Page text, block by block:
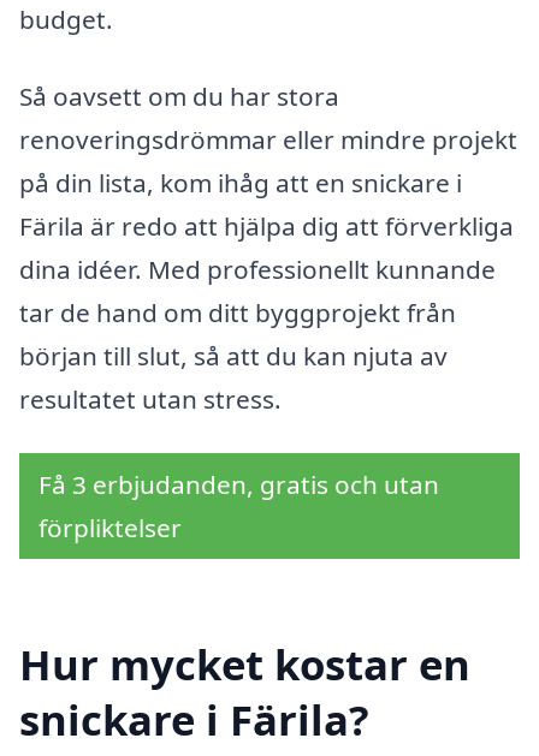
budget.
Så oavsett om du har stora
renoveringsdrömmar eller mindre projekt
på din lista, kom ihåg att en snickare i
Färila är redo att hjälpa dig att förverkliga
dina idéer. Med professionellt kunnande
tar de hand om ditt byggprojekt från
början till slut, så att du kan njuta av
resultatet utan stress.
Få 3 erbjudanden, gratis och utan
förpliktelser
Hur mycket kostar en
snickare i Färila?